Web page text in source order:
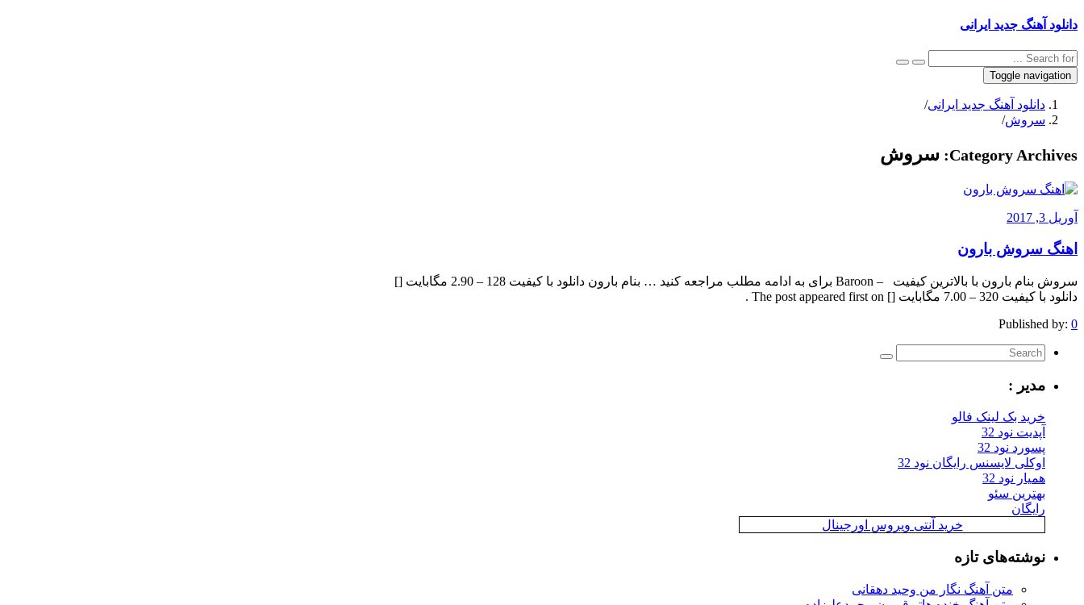
دانلود آهنگ جدید ایرانی
Toggle navigation
دانلود آهنگ جدید ایرانی/
سروش/
Category Archives: سروش
آوریل 3, 2017
اهنگ سروش بارون
سروش بنام بارون با بالاترین کیفیت – Baroon برای به ادامه مطلب مراجعه کنید … بنام بارون دانلود با کیفیت 128 – 2.90 مگابایت []
دانلود با کیفیت 320 – 7.00 مگابایت [] The post appeared first on .
Published by: 0
مدیر :
خرید بک لینک فالو
آپدیت نود 32
پسورد نود 32
اوکلی لایسنس رایگان نود 32
همیار نود 32
بهترین سئو
رایگان
خرید آنتی ویروس اورجینال
نوشته‌های تازه
متن آهنگ نگار من وحید دهقانی